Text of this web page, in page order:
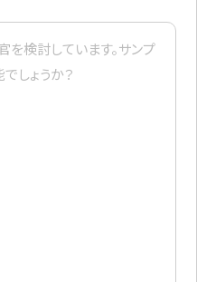
崎市名神町1丁目14-23
ク名神町イースト 03号室
6480-7428